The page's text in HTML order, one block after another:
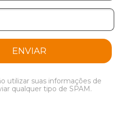
ENVIAR
utilizar suas informações de
qualquer tipo de SPAM.